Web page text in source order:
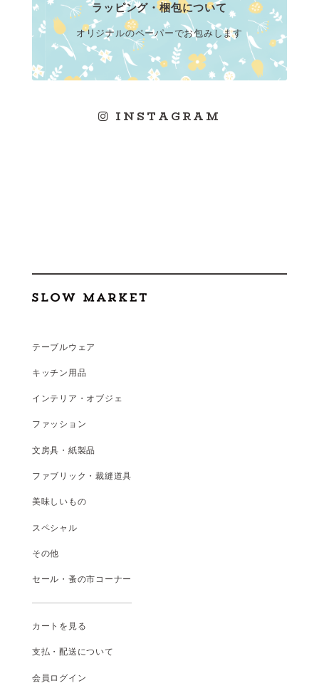
ラッピング・梱包について
オリジナルのペーパーでお包みします
INSTAGRAM
テーブルウェア
キッチン用品
インテリア・オブジェ
ファッション
文房具・紙製品
ファブリック・裁縫道具
美味しいもの
スペシャル
その他
セール・蚤の市コーナー
カートを見る
支払 ・配送について
会員ログイン